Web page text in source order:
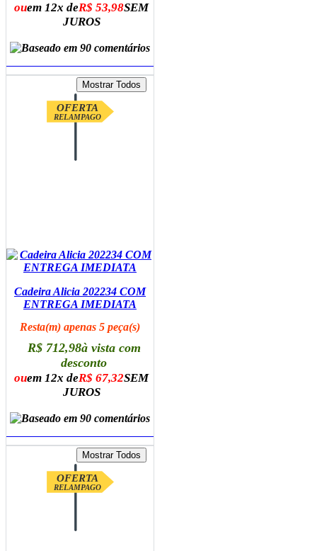
ouem 12x deR$ 53,98SEM
JUROS
OFERTA
RELAMPAGO
Cadeira Alicia 202234 COM
ENTREGA IMEDIATA
Resta(m) apenas 5 peça(s)
R$ 712,98à vista com
desconto
ouem 12x deR$ 67,32SEM
JUROS
OFERTA
RELAMPAGO